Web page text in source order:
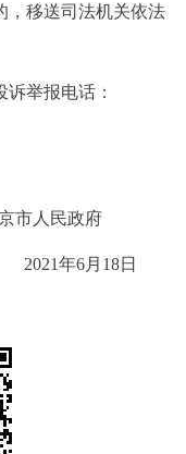
，移送司法机关依法
举报电话：
京市人民政府
2021年6月18日